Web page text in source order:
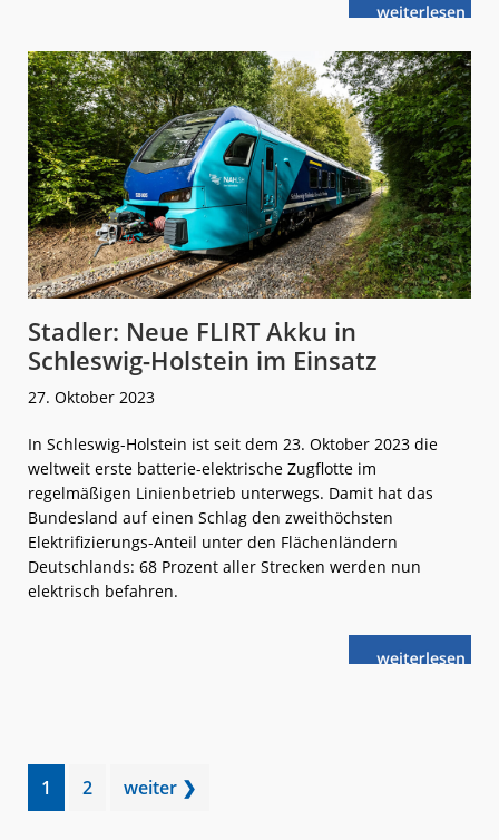
weiterlese
nStrecken-
Norden
Stadler: Neue FLIRT Akku in
Schleswig-Holstein im Einsatz
27. Oktober 2023
In Schleswig-Holstein ist seit dem 23. Oktober 2023 die
weltweit erste batterie-elektrische Zugflotte im
regelmäßigen Linienbetrieb unterwegs. Damit hat das
Bundesland auf einen Schlag den zweithöchsten
Elektrifizierungs-Anteil unter den Flächenländern
Deutschlands: 68 Prozent aller Strecken werden nun
elektrisch befahren.
weiterlese
nStadler:
Go
to
1
Go
2 weiter ❯